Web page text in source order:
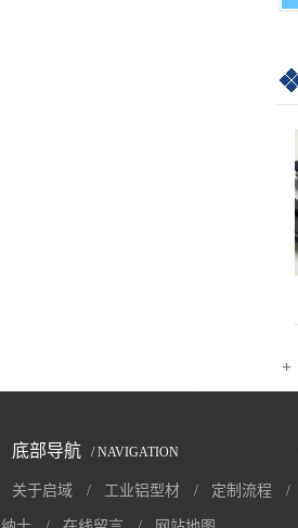
底部导航 / NAVIGATION
关于启域 / 工业铝型材 / 定制流程 /